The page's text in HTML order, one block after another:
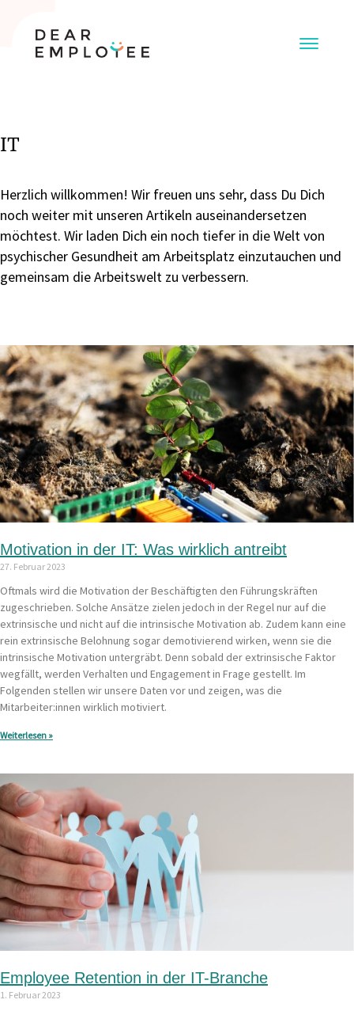
IT
Herzlich willkommen! Wir freuen uns sehr, dass Du Dich
noch weiter mit unseren Artikeln auseinandersetzen
möchtest. Wir laden Dich ein noch tiefer in die Welt von
psychischer Gesundheit am Arbeitsplatz einzutauchen und
gemeinsam die Arbeitswelt zu verbessern.
Motivation in der IT: Was wirklich antreibt
27. Februar 2023
Oftmals wird die Motivation der Beschäftigten den Führungskräften
zugeschrieben. Solche Ansätze zielen jedoch in der Regel nur auf die
extrinsische und nicht auf die intrinsische Motivation ab. Zudem kann eine
rein extrinsische Belohnung sogar demotivierend wirken, wenn sie die
intrinsische Motivation untergräbt. Denn sobald der extrinsische Faktor
wegfällt, werden Verhalten und Engagement in Frage gestellt. Im
Folgenden stellen wir unsere Daten vor und zeigen, was die
Mitarbeiter:innen wirklich motiviert.
Weiterlesen »
Employee Retention in der IT-Branche
1. Februar 2023